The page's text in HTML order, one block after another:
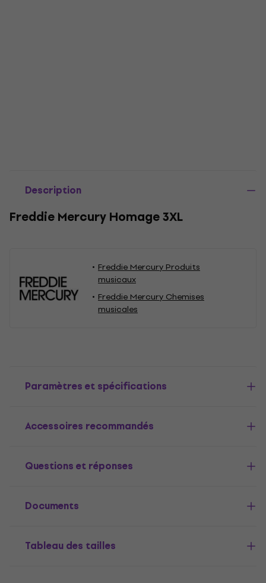
Description
Freddie Mercury Homage 3XL
Freddie Mercury Produits
musicaux
Freddie Mercury Chemises
musicales
Paramètres et spécifications
Accessoires recommandés
Questions et réponses
Documents
Tableau des tailles